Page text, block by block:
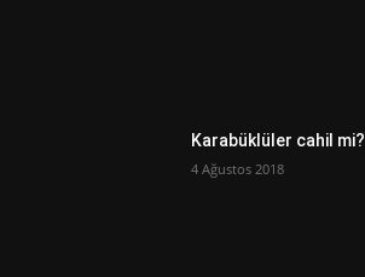
Karabüklüler cahil mi?
4 Ağustos 2018